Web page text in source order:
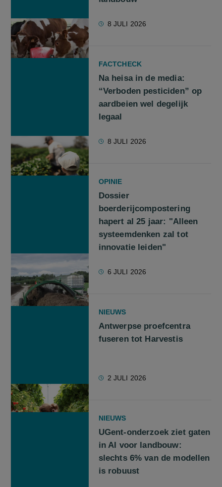
8 JULI 2026
FACTCHECK
Na heisa in de media:
“Verboden pesticiden” op
aardbeien wel degelijk
legaal
8 JULI 2026
OPINIE
Dossier
boerderijcompostering
hapert al 25 jaar: "Alleen
systeemdenken zal tot
innovatie leiden"
6 JULI 2026
NIEUWS
Antwerpse proefcentra
fuseren tot Harvestis
2 JULI 2026
NIEUWS
UGent-onderzoek ziet gaten
in AI voor landbouw:
slechts 6% van de modellen
is robuust